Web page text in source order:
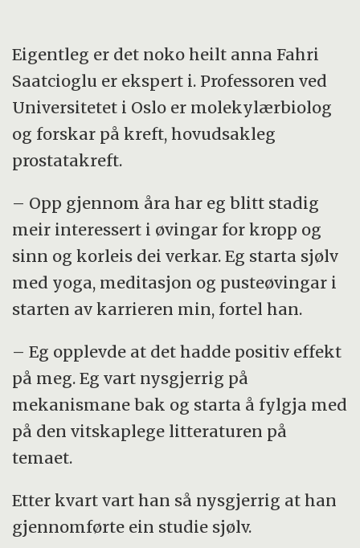
Eigentleg er det noko heilt anna Fahri
Saatcioglu er ekspert i. Professoren ved
Universitetet i Oslo er molekylærbiolog
og forskar på kreft, hovudsakleg
prostatakreft.
– Opp gjennom åra har eg blitt stadig
meir interessert i øvingar for kropp og
sinn og korleis dei verkar. Eg starta sjølv
med yoga, meditasjon og pusteøvingar i
starten av karrieren min, fortel han.
– Eg opplevde at det hadde positiv effekt
på meg. Eg vart nysgjerrig på
mekanismane bak og starta å fylgja med
på den vitskaplege litteraturen på
temaet.
Etter kvart vart han så nysgjerrig at han
gjennomførte ein studie sjølv.